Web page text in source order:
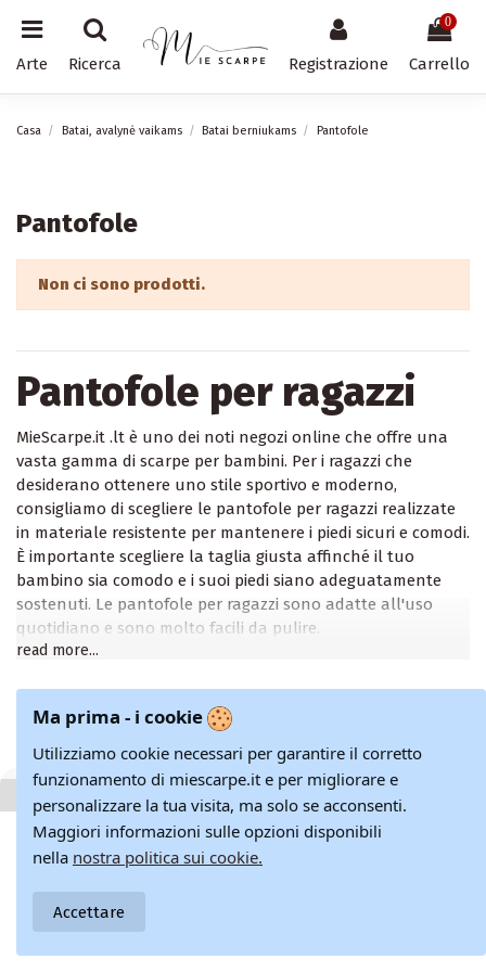
Arte Ricerca Registrazione
0
Carrello
Casa Batai, avalynė vaikams Batai berniukams Pantofole
Pantofole
Non ci sono prodotti.
Pantofole per ragazzi
MieScarpe.it .lt è uno dei noti negozi online che offre una
vasta gamma di scarpe per bambini. Per i ragazzi che
desiderano ottenere uno stile sportivo e moderno,
consigliamo di scegliere le pantofole per ragazzi realizzate
in materiale resistente per mantenere i piedi sicuri e comodi.
È importante scegliere la taglia giusta affinché il tuo
bambino sia comodo e i suoi piedi siano adeguatamente
sostenuti. Le pantofole per ragazzi sono adatte all'uso
quotidiano e sono molto facili da pulire.
L'unicità di questo tipo di calzature è che sono molto
resistenti e adatte all'uso esterno. Le tutine da ragazzo
sono molto popolari perché danno ai bambini la libertà e il
comfort di cui hanno bisogno. I pantaloni per ragazzi sono
realizzati con materiali durevoli e resistenti all'umidità. Le
loro suole sono realizzate con rivestimento in gomma in
modo che il tuo bambino possa camminare in sicurezza
anche in caso di pioggia.
Quando si scelgono pantofole o pantofole per ragazzi, è
importante prestare attenzione alla loro qualità. Scegli
read more...
Ma prima - i cookie
Utilizziamo cookie necessari per garantire il corretto
funzionamento di miescarpe.it e per migliorare e
personalizzare la tua visita, ma solo se acconsenti.
Maggiori informazioni sulle opzioni disponibili
nella nostra politica sui cookie.
Accettare